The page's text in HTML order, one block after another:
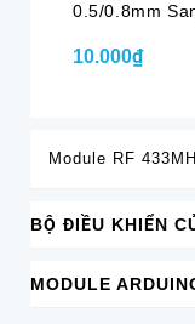
0.5/0.8mm
10.000₫
Module RF
BỘ ĐIỀU KHIỂN
MODULE